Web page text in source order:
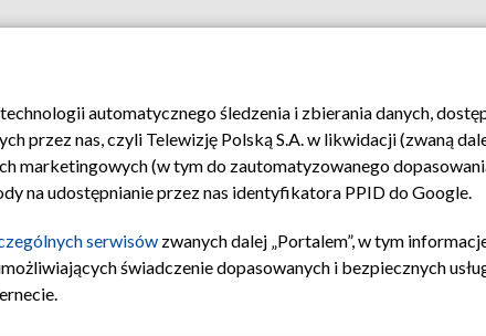
Moje zgody Pomoc Biuro reklamy Kontakt
automatycznego śledzenia i zbierania danych,
przez nas, czyli Telewizję Polską S.A. w likwidacji (zwaną
marketingowych (w tym do zautomatyzowanego
na udostępnianie przez nas identyfikatora PPID do Google.
serwisów zwanych dalej „Portalem”, w tym
świadczenie dopasowanych i bezpiecznych